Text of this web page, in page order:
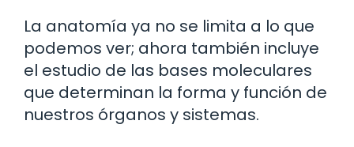
La anatomía ya no se limita a lo que
podemos ver; ahora también incluye
el estudio de las bases moleculares
que determinan la forma y función de
nuestros órganos y sistemas.